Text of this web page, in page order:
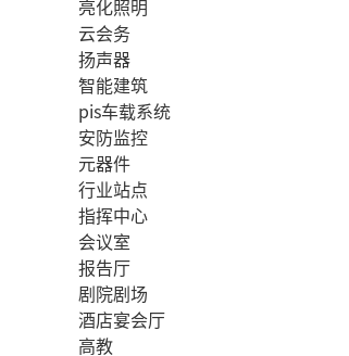
亮化照明
云会务
扬声器
智能建筑
pis车载系统
安防监控
元器件
行业站点
指挥中心
会议室
报告厅
剧院剧场
酒店宴会厅
高教